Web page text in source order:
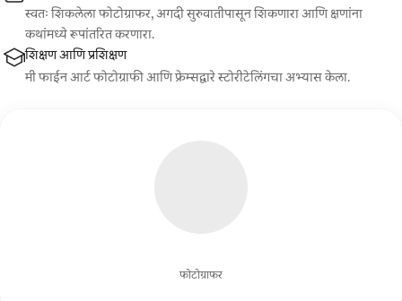
फोटोग्राफर
स्वतः शिकलेला फोटोग्राफर, अगदी सुरुवातीपासून शिकणारा आणि क्षणांना
कथांमध्ये रूपांतरित करणारा.
शिक्षण आणि प्रशिक्षण
मी फाईन आर्ट फोटोग्राफी आणि फ्रेम्सद्वारे स्टोरीटेलिंगचा अभ्यास केला.